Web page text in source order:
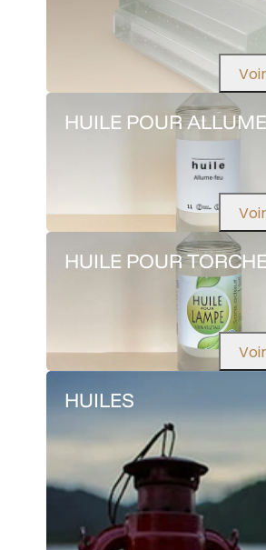
HUILE POUR
HUILE POUR TORCHE
HUILES